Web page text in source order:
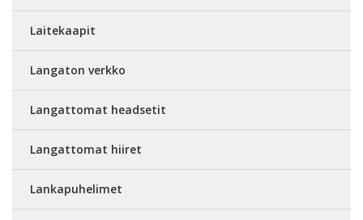
Laitekaapit
Langaton verkko
Langattomat headsetit
Langattomat hiiret
Lankapuhelimet